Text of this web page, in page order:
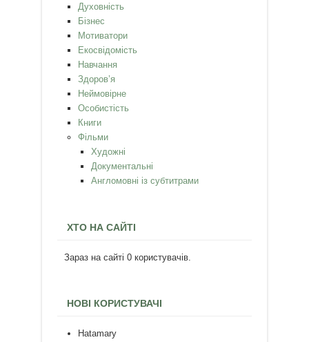
Духовність
Бізнес
Мотиватори
Екосвідомість
Навчання
Здоров’я
Неймовірне
Особистість
Книги
Фільми
Художні
Документальні
Англомовні із субтитрами
ХТО НА САЙТІ
Зараз на сайті 0 користувачів.
НОВІ КОРИСТУВАЧІ
Hatamary